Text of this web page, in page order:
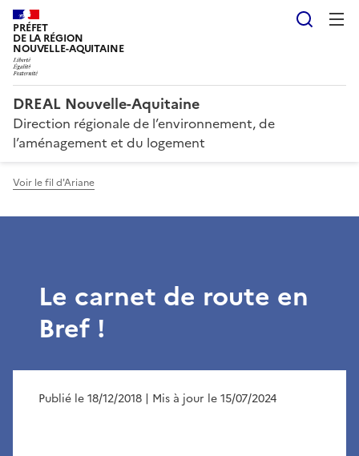
PRÉFET
DE LA RÉGION
NOUVELLE-AQUITAINE
DREAL Nouvelle-Aquitaine
Direction régionale de l’environnement, de
l’aménagement et du logement
Voir le fil d'Ariane
Le carnet de route en
Bref !
Publié le 18/12/2018 | Mis à jour le 15/07/2024